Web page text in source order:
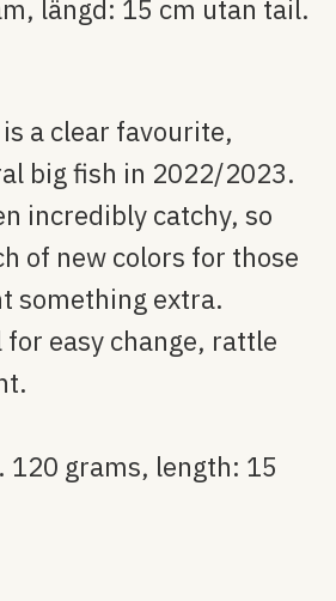
längd: 15 cm utan tail.
a clear favourite,
big fish in 2022/2023.
incredibly catchy, so
of new colors for those
something extra.
easy change, rattle
120 grams, length: 15